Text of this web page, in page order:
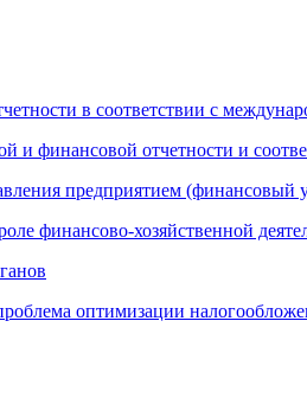
в соответствии с
и финансовой отчетности и
предприятием (финансовый
финансово-хозяйственной
оптимизации